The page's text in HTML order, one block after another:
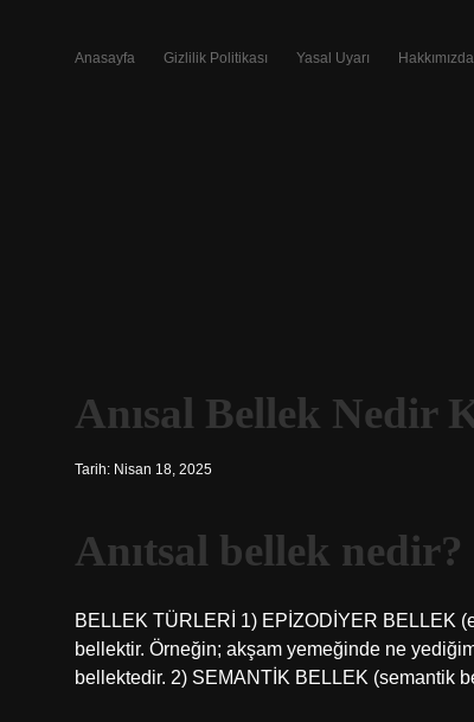
Anasayfa Gizlilik Politikası Yasal Uyarı Hakkımızda
Anısal Bellek Nedir
Tarih: Nisan 18, 2025
Anıtsal bellek nedir?
BELLEK TÜRLERİ 1) EPİZODİYER BELLEK
bellektir. Örneğin; akşam yemeğinde ne
bellektedir. 2) SEMANTİK BELLEK (semantik